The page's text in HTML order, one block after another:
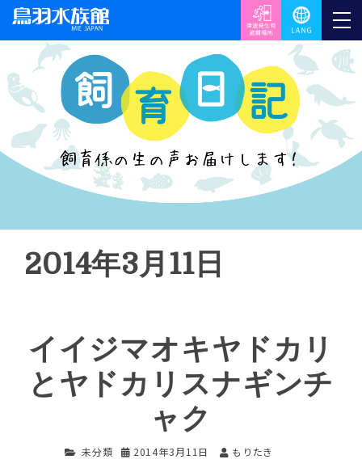
2014年3月11日
イイジマオキヤドカリ
とヤドカリスナギンチ
ャク
未分類 2014年3月11日 もりたき